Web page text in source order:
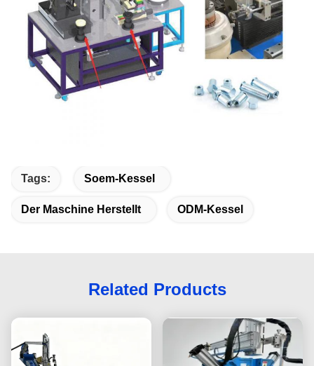
Tags: Soem-Kessel
Der Maschine Herstellt ODM-Kessel
Related Products